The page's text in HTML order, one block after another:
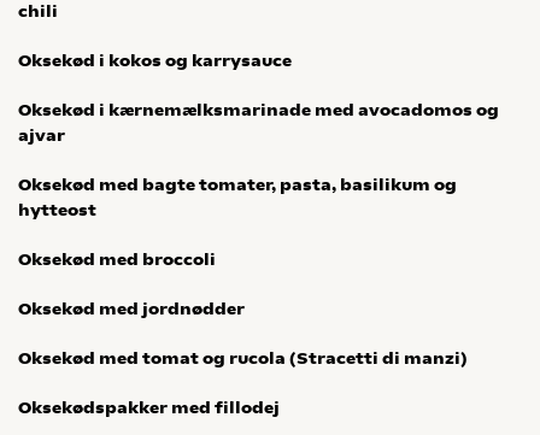
chili
Oksekød i kokos og karrysauce
Oksekød i kærnemælksmarinade med avocadomos og
ajvar
Oksekød med bagte tomater, pasta, basilikum og
hytteost
Oksekød med broccoli
Oksekød med jordnødder
Oksekød med tomat og rucola (Stracetti di manzi)
Oksekødspakker med fillodej